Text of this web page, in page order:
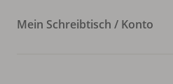
Mein Schreibtisch / Konto